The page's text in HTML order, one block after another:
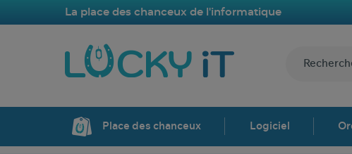
La place des chanceux de l'informatique
Place des chanceux Logiciel